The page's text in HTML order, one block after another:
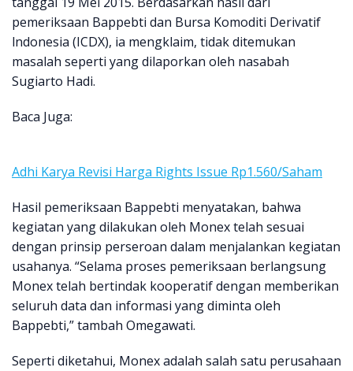
pemeriksaan Bappebti dan Bursa Komoditi Derivatif
lndonesia (ICDX), ia mengklaim, tidak ditemukan
masalah seperti yang dilaporkan oleh nasabah
Sugiarto Hadi.
Baca Juga:
Adhi Karya Revisi Harga Rights Issue Rp1.560/Saham
Hasil pemeriksaan Bappebti menyatakan, bahwa
kegiatan yang dilakukan oleh Monex telah sesuai
dengan prinsip perseroan dalam menjalankan kegiatan
usahanya. “Selama proses pemeriksaan berlangsung
Monex telah bertindak kooperatif dengan memberikan
seluruh data dan informasi yang diminta oleh
Bappebti,” tambah Omegawati.
Seperti diketahui, Monex adalah salah satu perusahaan